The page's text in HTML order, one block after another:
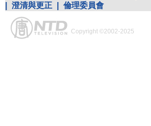
澄清與更正 倫理委員會
Copyright ©2002-2025